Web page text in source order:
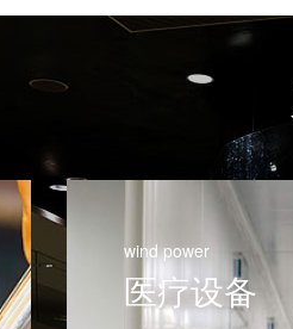
wind power
医疗设备